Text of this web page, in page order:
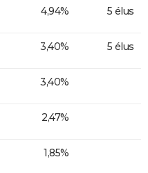
4,94% 5 élus
3,40% 5 élus
3,40%
2,47%
1,85%